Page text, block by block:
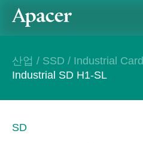
산업 / SSD / Industrial Card
Industrial SD H1-SL
SD